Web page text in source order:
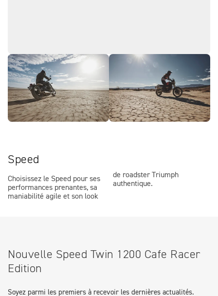
Speed
Choisissez le Speed pour ses
performances prenantes, sa
maniabilité agile et son look
de roadster Triumph
authentique.
Nouvelle Speed Twin 1200 Cafe Racer
Edition
Soyez parmi les premiers à recevoir les dernières actualités.